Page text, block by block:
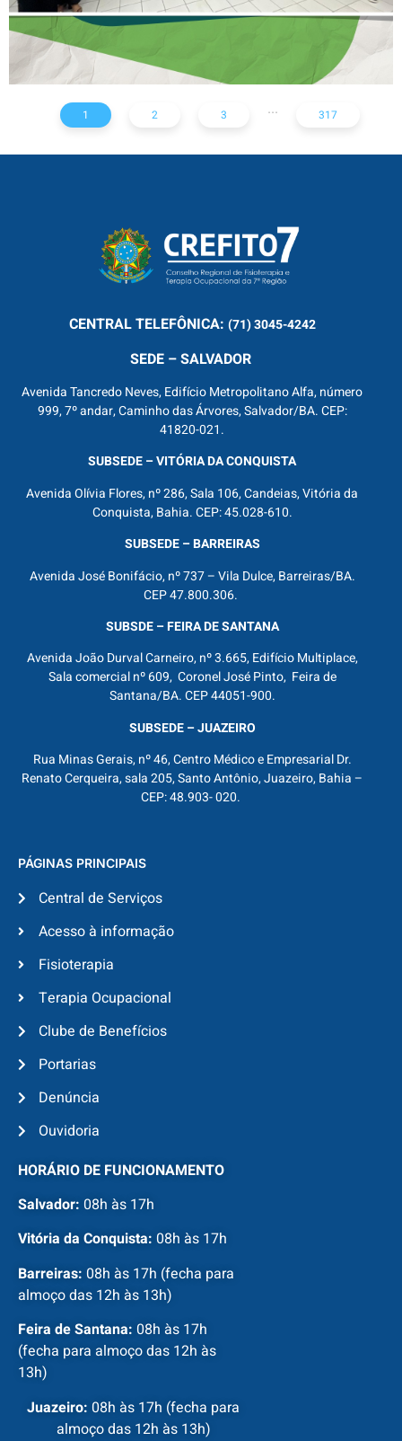
1 2 3 ... 317
CENTRALTELEFÔNICA: (71) 3045-4242
SEDE – SALVADOR
Avenida Tancredo Neves, Edifício Metropolitano Alfa, número
999, 7º andar, Caminho das Árvores, Salvador/BA. CEP:
41820-021.
SUBSEDE – VITÓRIA DA CONQUISTA
Avenida Olívia Flores, nº 286, Sala 106, Candeias, Vitória da
Conquista, Bahia. CEP: 45.028-610.
SUBSEDE – BARREIRAS
Avenida José Bonifácio, nº 737 – Vila Dulce, Barreiras/BA.
CEP 47.800.306.
SUBSDE – FEIRA DE SANTANA
Avenida João Durval Carneiro, nº 3.665, Edifício Multiplace,
Sala comercial nº 609, Coronel José Pinto, Feira de
Santana/BA. CEP 44051-900.
SUBSEDE – JUAZEIRO
Rua Minas Gerais, nº 46, Centro Médico e Empresarial Dr.
Renato Cerqueira, sala 205, Santo Antônio, Juazeiro, Bahia –
CEP: 48.903- 020.
PÁGINAS PRINCIPAIS
Central de Serviços
Acesso à informação
Fisioterapia
Terapia Ocupacional
Clube de Benefícios
Portarias
Denúncia
Ouvidoria
HORÁRIO DE FUNCIONAMENTO
Salvador: 08h às 17h
Vitória da Conquista: 08h às 17h
Barreiras: 08h às 17h (fecha para
almoço das 12h às 13h)
Feira de Santana: 08h às 17h
(fecha para almoço das 12h às
13h)
Juazeiro: 08h às 17h (fecha para
almoço das 12h às 13h)